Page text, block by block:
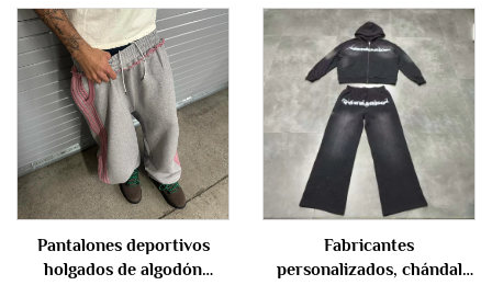
de pierna ancha y doble
cintura para hombre
desteñidos, rectos, pierna
ancha, en blanco con
lavado ácido, para hombre
Pantalones deportivos
holgados de algodón
Fabricantes
personalizados, chándal